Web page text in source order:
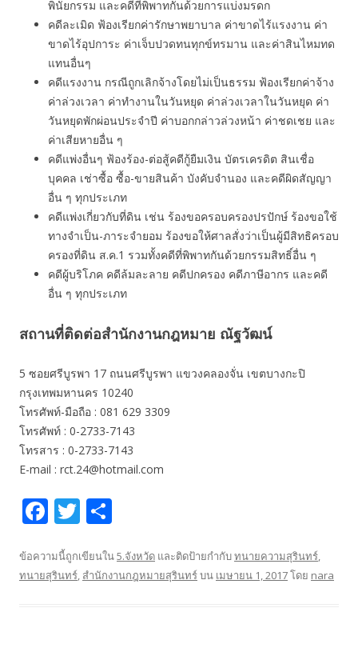
พินัยกรรม และคดีที่พิพาทกันด้วยการแบ่งมรดก
คดีละเมิด ฟ้องเรียกค่ารักษาพยาบาล ค่าขาดไร้แรงงาน ค่า
ขาดไร้อุปการะ ค่าเจ็บปวดทนทุกข์ทรมาน และค่าสินไหมทด
แทนอื่นๆ
คดีแรงงาน กรณีถูกเลิกจ้างโดยไม่เป็นธรรม ฟ้องเรียกค่าจ้าง
ค่าล่วงเวลา ค่าทํางานในวันหยุด ค่าล่วงเวลาในวันหยุด ค่า
วันหยุดพักผ่อนประจำปี ค่าบอกกล่าวล่วงหน้า ค่าชดเชย และ
ค่าเสียหายอื่น ๆ
คดีแพ่งอื่นๆ ฟ้องร้อง-ต่อสู้คดีกู้ยืมเงิน บัตรเครดิต สินเชื่อ
บุคคล เช่าซื้อ ซื้อ-ขายสินค้า บังคับจำนอง และคดีผิดสัญญา
อื่น ๆ ทุกประเภท
คดีแพ่งเกี่ยวกับที่ดิน เช่น ร้องขอครอบครองปรปักษ์ ร้องขอใช้
ทางจำเป็น-ภาระจำยอม ร้องขอให้ศาลสั่งว่าเป็นผู้มีสิทธิครอบ
ครองที่ดิน ส.ค.1 รวมทั้งคดีที่พิพาทกันด้วยกรรมสิทธิ์อื่น ๆ
คดีผู้บริโภค คดีล้มละลาย คดีปกครอง คดีภาษีอากร และคดี
อื่น ๆ ทุกประเภท
สถานที่ติดต่อสำนักงานกฎหมาย ณัฐวัฒน์
5 ซอยศรีบูรพา 17 ถนนศรีบูรพา แขวงคลองจั่น เขตบางกะปิ
กรุงเทพมหานคร 10240
โทรศัพท์-มือถือ : 081 629 3309
โทรศัพท์ : 0-2733-7143
โทรสาร : 0-2733-7143
E-mail : rct.24@hotmail.com
F
e
b
T
itt
er
ar
e
ข้อความนี้ถูกเขียนใน5.จังหวัด และติดป้ายกำกับทนายความสุรินทร์,
ทนายสุรินทร์, สำนักงานกฎหมายสุรินทร์บน เมษายน 1, 2017โดย nara